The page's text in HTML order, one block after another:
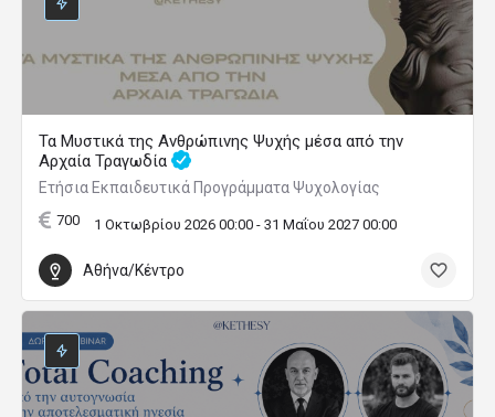
Τα Μυστικά της Ανθρώπινης Ψυχής μέσα από την
Αρχαία Τραγωδία
Ετήσια Εκπαιδευτικά Προγράμματα Ψυχολογίας
700 1 Οκτωβρίου 2026 00:00 - 31 Μαΐου 2027 00:00
Αθήνα/Κέντρο